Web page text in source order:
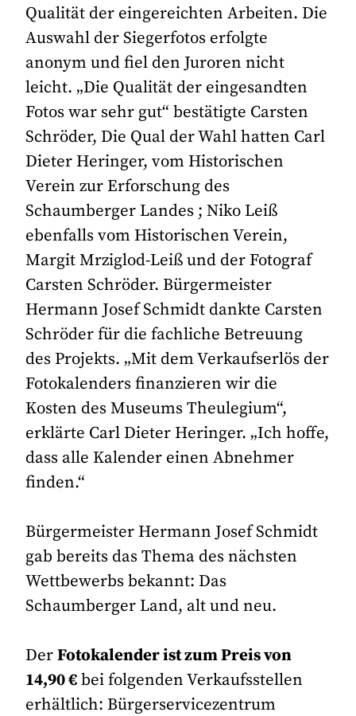
Qualität der eingereichten Arbeiten. Die
Auswahl der Siegerfotos erfolgte
anonym und fiel den Juroren nicht
leicht. „Die Qualität der eingesandten
Fotos war sehr gut“ bestätigte Carsten
Schröder, Die Qual der Wahl hatten Carl
Dieter Heringer, vom Historischen
Verein zur Erforschung des
Schaumberger Landes ; Niko Leiß
ebenfalls vom Historischen Verein,
Margit Mrziglod-Leiß und der Fotograf
Carsten Schröder. Bürgermeister
Hermann Josef Schmidt dankte Carsten
Schröder für die fachliche Betreuung
des Projekts. „Mit dem Verkaufserlös der
Fotokalenders finanzieren wir die
Kosten des Museums Theulegium“,
erklärte Carl Dieter Heringer. „Ich hoffe,
dass alle Kalender einen Abnehmer
finden.“
Bürgermeister Hermann Josef Schmidt
gab bereits das Thema des nächsten
Wettbewerbs bekannt: Das
Schaumberger Land, alt und neu.
DerFotokalender ist zum Preis von
14,90 €bei folgenden Verkaufsstellen
erhältlich: Bürgerservicezentrum